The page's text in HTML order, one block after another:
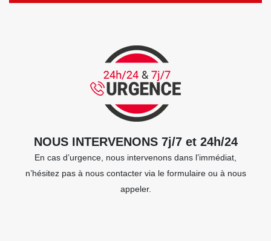
NOUS INTERVENONS 7j/7 et 24h/24
En cas d’urgence, nous intervenons dans l’immédiat,
n’hésitez pas à nous contacter via le formulaire ou à nous
appeler.